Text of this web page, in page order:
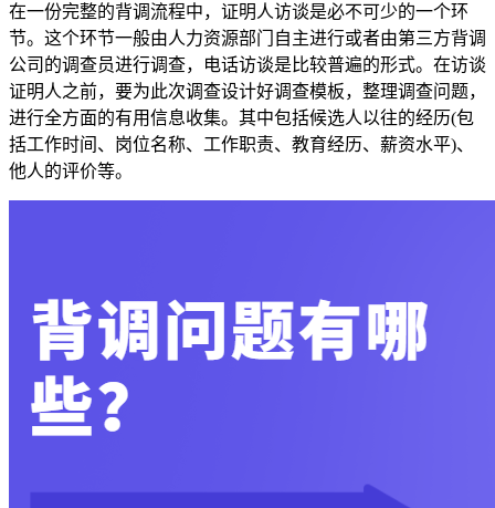
在一份完整的背调流程中，证明人访谈是必不可少的一个环
节。这个环节一般由人力资源部门自主进行或者由第三方背调
公司的调查员进行调查，电话访谈是比较普遍的形式。在访谈
证明人之前，要为此次调查设计好调查模板，整理调查问题，
进行全方面的有用信息收集。其中包括候选人以往的经历(包
括工作时间、岗位名称、工作职责、教育经历、薪资水平)、
他人的评价等。